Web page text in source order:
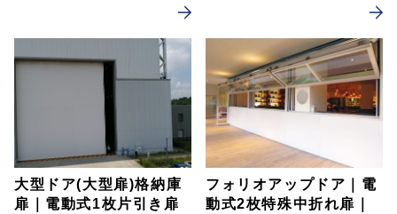
大型ドア(大型扉)格納庫
扉｜電動式1枚片引き扉
フォリオアップドア｜電
動式2枚特殊中折れ扉｜